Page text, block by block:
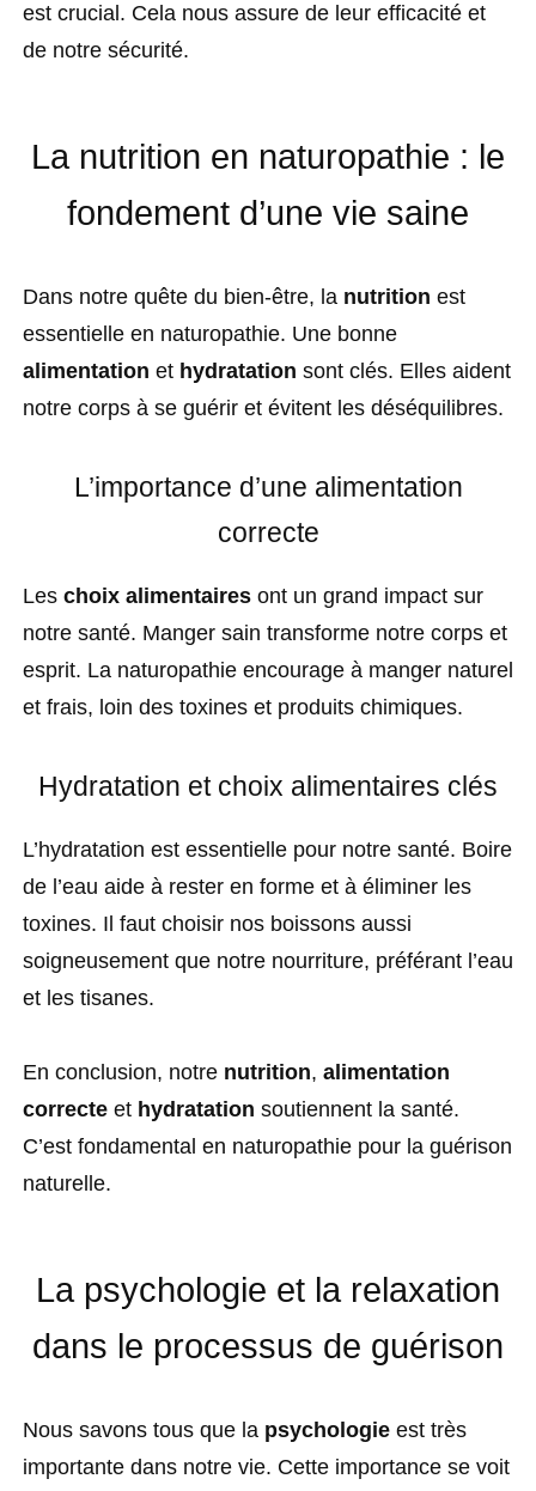
est crucial. Cela nous assure de leur efficacité et
de notre sécurité.
La nutrition en naturopathie : le
fondement d’une vie saine
Dans notre quête du bien-être, la nutrition est
essentielle en naturopathie. Une bonne
alimentation et hydratation sont clés. Elles aident
notre corps à se guérir et évitent les déséquilibres.
L’importance d’une alimentation
correcte
Les choix alimentaires ont un grand impact sur
notre santé. Manger sain transforme notre corps et
esprit. La naturopathie encourage à manger naturel
et frais, loin des toxines et produits chimiques.
Hydratation et choix alimentaires clés
L’hydratation est essentielle pour notre santé. Boire
de l’eau aide à rester en forme et à éliminer les
toxines. Il faut choisir nos boissons aussi
soigneusement que notre nourriture, préférant l’eau
et les tisanes.
En conclusion, notre nutrition, alimentation
correcte et hydratation soutiennent la santé.
C’est fondamental en naturopathie pour la guérison
naturelle.
La psychologie et la relaxation
dans le processus de guérison
Nous savons tous que la psychologie est très
importante dans notre vie. Cette importance se voit